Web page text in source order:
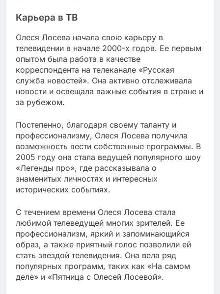
Карьера в ТВ
Олеся Лосева начала свою карьеру в
телевидении в начале 2000-х годов. Ее первым
опытом была работа в качестве
корреспондента на телеканале «Русская
служба новостей». Она активно отслеживала
новости и освещала важные события в стране и
за рубежом.
Постепенно, благодаря своему таланту и
профессионализму, Олеся Лосева получила
возможность вести собственные программы. В
2005 году она стала ведущей популярного шоу
«Легенды про», где рассказывала о
знаменитых личностях и интересных
исторических событиях.
С течением времени Олеся Лосева стала
любимой телеведущей многих зрителей. Ее
профессионализм, яркий и запоминающийся
образ, а также приятный голос позволили ей
стать звездой телевидения. Она вела ряд
популярных программ, таких как «На самом
деле» и «Пятница с Олесей Лосевой».